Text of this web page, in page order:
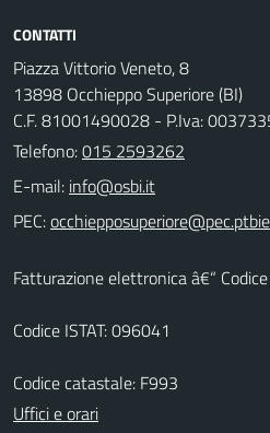
CONTATTI
Piazza Vittorio Veneto, 8
13898 Occhieppo Superiore (BI)
C.F. 81001490028 - P.Iva:
Telefono:015 2593262
E-mail:
PEC:
Fatturazione elettronica â€“
Codice ISTAT: 096041
Codice catastale: F993
Uffici e orari